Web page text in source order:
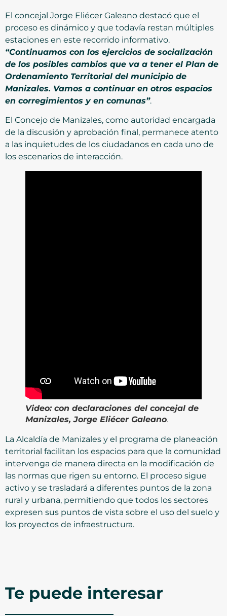
El concejal Jorge Eliécer Galeano destacó que el
proceso es dinámico y que todavía restan múltiples
estaciones en este recorrido informativo.
“Continuamos con los ejercicios de socialización
de los posibles cambios que va a tener el Plan de
Ordenamiento Territorial del municipio de
Manizales. Vamos a continuar en otros espacios
en corregimientos y en comunas”.
El Concejo de Manizales, como autoridad encargada
de la discusión y aprobación final, permanece atento
a las inquietudes de los ciudadanos en cada uno de
los escenarios de interacción.
Video: con declaraciones del concejal de
Manizales, Jorge Eliécer Galeano.
La Alcaldía de Manizales y el programa de planeación
territorial facilitan los espacios para que la comunidad
intervenga de manera directa en la modificación de
las normas que rigen su entorno. El proceso sigue
activo y se trasladará a diferentes puntos de la zona
rural y urbana, permitiendo que todos los sectores
expresen sus puntos de vista sobre el uso del suelo y
los proyectos de infraestructura.
Te puede interesar